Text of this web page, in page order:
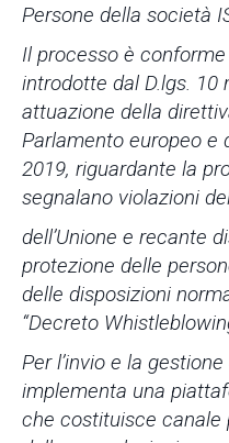
Persone della società
Il processo è
introdotte dal D.lgs. 10
attuazione della
Parlamento europeo e
2019, riguardante la
segnalano violazioni
dell’Unione e recante
protezione delle
delle disposizioni
“Decreto
Per l’invio e la
implementa una
che costituisce canale